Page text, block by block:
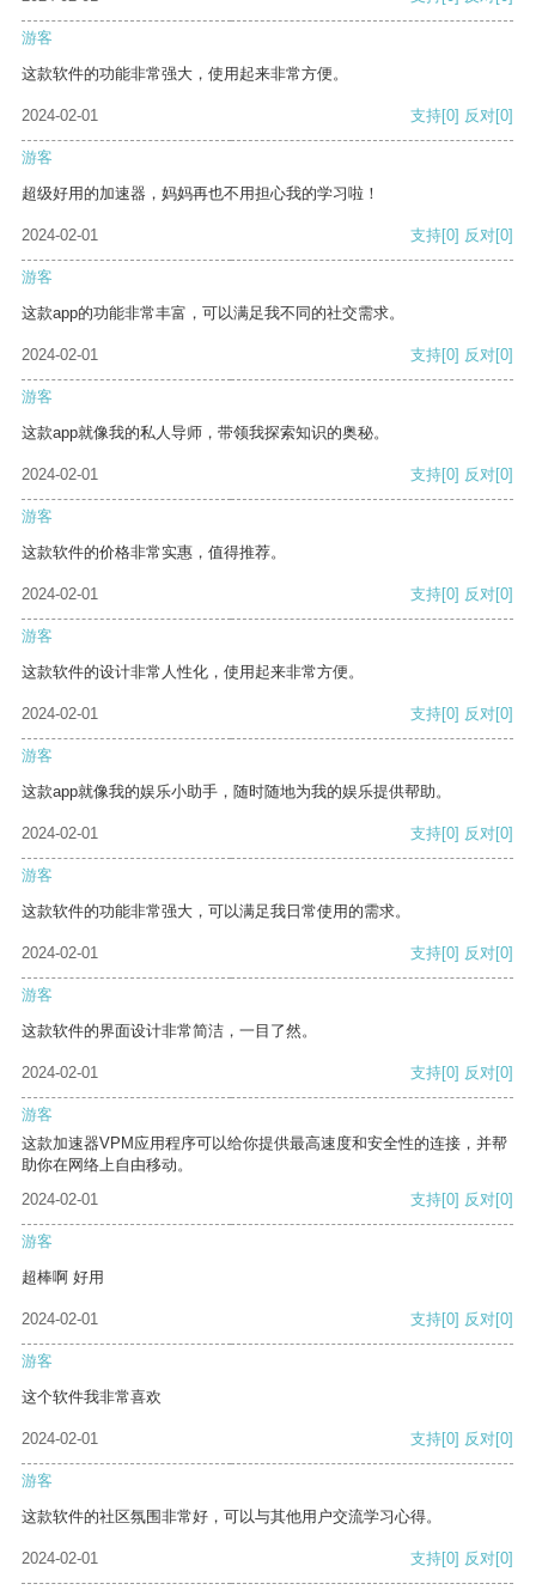
游客
这款软件的功能非常强大，使用起来非常方便。
2024-02-01 支持[0] 反对[0]
游客
超级好用的加速器，妈妈再也不用担心我的学习啦！
2024-02-01 支持[0] 反对[0]
游客
这款app的功能非常丰富，可以满足我不同的社交需求。
2024-02-01 支持[0] 反对[0]
游客
这款app就像我的私人导师，带领我探索知识的奥秘。
2024-02-01 支持[0] 反对[0]
游客
这款软件的价格非常实惠，值得推荐。
2024-02-01 支持[0] 反对[0]
游客
这款软件的设计非常人性化，使用起来非常方便。
2024-02-01 支持[0] 反对[0]
游客
这款app就像我的娱乐小助手，随时随地为我的娱乐提供帮助。
2024-02-01 支持[0] 反对[0]
游客
这款软件的功能非常强大，可以满足我日常使用的需求。
2024-02-01 支持[0] 反对[0]
游客
这款软件的界面设计非常简洁，一目了然。
2024-02-01 支持[0] 反对[0]
游客
这款加速器VPM应用程序可以给你提供最高速度和安全性的连接，并帮
助你在网络上自由移动。
2024-02-01
支持[0] 反对[0]
游客
超棒啊 好用
2024-02-01 支持[0] 反对[0]
游客
这个软件我非常喜欢
2024-02-01 支持[0] 反对[0]
游客
这款软件的社区氛围非常好，可以与其他用户交流学习心得。
2024-02-01 支持[0] 反对[0]